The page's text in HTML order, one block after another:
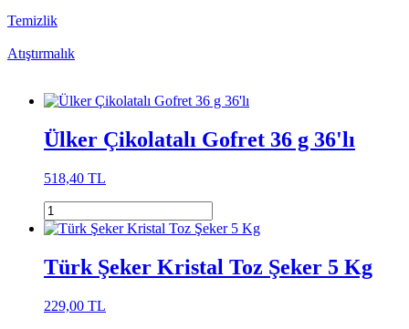
Temizlik
Atıştırmalık
Ülker Çikolatalı Gofret 36 g 36'lı
518,40 TL
Türk Şeker Kristal Toz Şeker 5 Kg
229,00 TL